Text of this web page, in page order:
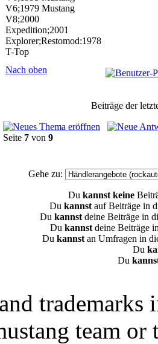
V6;1979 Mustang
V8;2000
Expedition;2001
Explorer;Restomod:1978
T-Top
Nach oben
Beiträge der
Seite 7 von 9
Gehe zu:
Du kannst keine
Du kannst auf Beiträge in
Du kannst deine Beiträge in
Du kannst deine Beiträge
Du kannst an Umfragen in
Du
Du
trademarks
team or